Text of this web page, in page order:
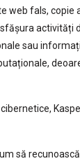
fals, copie
activități
sau
să